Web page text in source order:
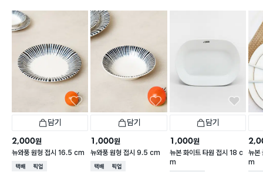
담기
2,000원
뉴와풍 원형 접시 16.5 cm
택배배송매장픽업
담기
1,000원
뉴와풍 원형 접시 9.5 cm
택배배송매장픽업
담기
1,000원
뉴본 화이트 타원 접시 18 c
m
뉴본
m